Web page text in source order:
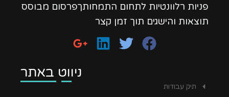
פניות רלוונטיות לתחום התמחותךפרסום מבוסס
תוצאות והישגים תוך זמן קצר
ניווט באתר
תיק עבודות